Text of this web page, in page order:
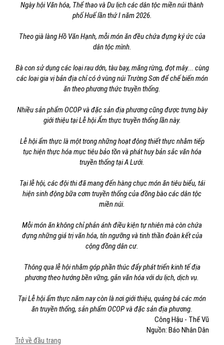
Ngày hội Văn hóa, Thể thao và Du lịch các dân tộc miền núi thành
phố Huế lần thứ I năm 2026.
Theo già làng Hồ Văn Hạnh, mỗi món ăn đều chứa đựng ký ức của
dân tộc mình.
Bà con sử dụng các loại rau dớn, tàu bay, măng rừng, đọt mây... cùng
các loại gia vị bản địa chỉ có ở vùng núi Trường Sơn để chế biến món
ăn theo phương thức truyền thống.
Nhiều sản phẩm OCOP và đặc sản địa phương cũng được trưng bày
giới thiệu tại Lễ hội Ẩm thực truyền thống lần này.
Lễ hội ẩm thực là một trong những hoạt động thiết thực nhằm tiếp
tục hiện thực hóa mục tiêu bảo tồn và phát huy bản sắc văn hóa
truyền thống tại A Lưới.
Tại lễ hội, các đội thi đã mang đến hàng chục món ăn tiêu biểu, tái
hiện sinh động bữa cơm truyền thống của đồng bào các dân tộc
miền núi.
Mỗi món ăn không chỉ phản ánh điều kiện tự nhiên mà còn chứa
đựng những giá trị văn hóa, tín ngưỡng và tinh thần đoàn kết của
cộng đồng dân cư.
Thông qua lễ hội nhằm góp phần thúc đẩy phát triển kinh tế địa
phương theo hướng bền vững, gắn văn hóa với du lịch, dịch vụ.
Tại Lễ hội ẩm thực năm nay còn là nơi giới thiệu, quảng bá các món
ăn truyền thống, sản phẩm OCOP và đặc sản địa phương.
Công Hậu - Thế Vũ
Nguồn: Báo Nhân Dân
Trở về đầu trang